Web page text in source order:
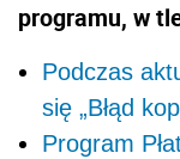
programu, w
Podczas
się „Błąd
Program